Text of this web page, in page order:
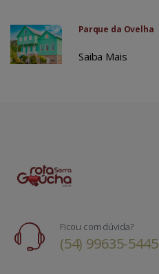
Parque da Ovelha
Saiba Mais
Ficou com dúvida?
(54) 99635-5445